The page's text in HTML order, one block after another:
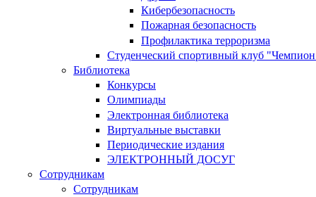
Кибербезопасность
Пожарная безопасность
Профилактика терроризма
Студенческий спортивный клуб
Библиотека
Конкурсы
Олимпиады
Электронная библиотека
Виртуальные выставки
Периодические издания
ЭЛЕКТРОННЫЙ ДОСУГ
Сотрудникам
Сотрудникам